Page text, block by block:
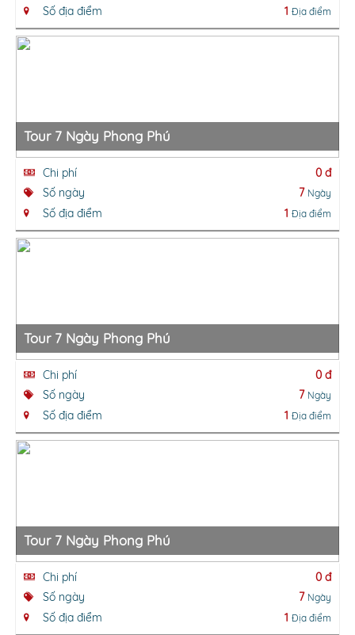
Số địa điểm 1 Địa điểm
Tour 7 Ngày Phong Phú
Chi phí
0 đ
Số ngày
7 Ngày
Số địa điểm 1 Địa điểm
Tour 7 Ngày Phong Phú
Chi phí
0 đ
Số ngày
7 Ngày
Số địa điểm 1 Địa điểm
Tour 7 Ngày Phong Phú
Chi phí
0 đ
Số ngày
7 Ngày
Số địa điểm 1 Địa điểm